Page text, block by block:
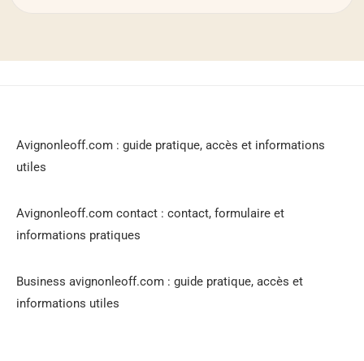
Avignonleoff.com : guide pratique, accès et informations
utiles
Avignonleoff.com contact : contact, formulaire et
informations pratiques
Business avignonleoff.com : guide pratique, accès et
informations utiles